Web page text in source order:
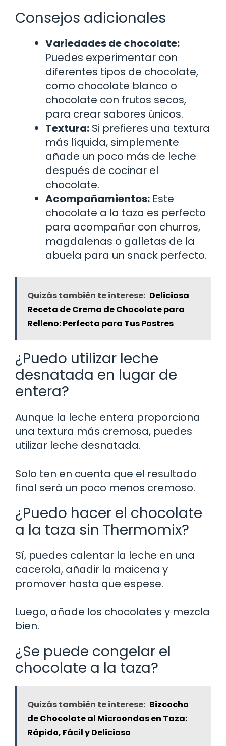
Consejos adicionales
Variedades de chocolate:
Puedes experimentar con
diferentes tipos de chocolate,
como chocolate blanco o
chocolate con frutos secos,
para crear sabores únicos.
Textura: Si prefieres una textura
más líquida, simplemente
añade un poco más de leche
después de cocinar el
chocolate.
Acompañamientos: Este
chocolate a la taza es perfecto
para acompañar con churros,
magdalenas o galletas de la
abuela para un snack perfecto.
Quizás también te interese: Deliciosa
Receta de Crema de Chocolate para
Relleno: Perfecta para Tus Postres
¿Puedo utilizar leche
desnatada en lugar de
entera?
Aunque la leche entera proporciona
una textura más cremosa, puedes
utilizar leche desnatada.
Solo ten en cuenta que el resultado
final será un poco menos cremoso.
¿Puedo hacer el chocolate
a la taza sin Thermomix?
Sí, puedes calentar la leche en una
cacerola, añadir la maicena y
promover hasta que espese.
Luego, añade los chocolates y mezcla
bien.
¿Se puede congelar el
chocolate a la taza?
Quizás también te interese: Bizcocho
de Chocolate al Microondas en Taza:
Rápido, Fácil y Delicioso